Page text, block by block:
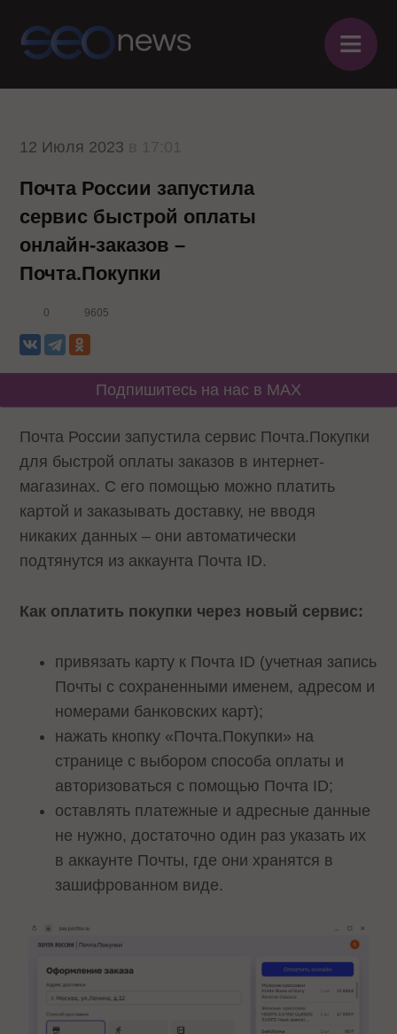
≡
12 Июля 2023
Почта России запустила
сервис быстрой оплаты
онлайн-заказов –
Почта.Покупки
0 9605
Подпишитесь на нас в MAX
Почта России запустила сервис Почта.Покупки
для быстрой оплаты заказов в интернет-
магазинах. С его помощью можно платить
картой и заказывать доставку, не вводя
никаких данных – они автоматически
подтянутся из аккаунта Почта ID.
Как оплатить покупки через новый сервис:
привязать карту к Почта ID (учетная запись
Почты с сохраненными именем, адресом и
номерами банковских карт);
нажать кнопку «Почта.Покупки» на
странице с выбором способа оплаты и
авторизоваться с помощью Почта ID;
оставлять платежные и адресные данные
не нужно, достаточно один раз указать их
в аккаунте Почты, где они хранятся в
зашифрованном виде.